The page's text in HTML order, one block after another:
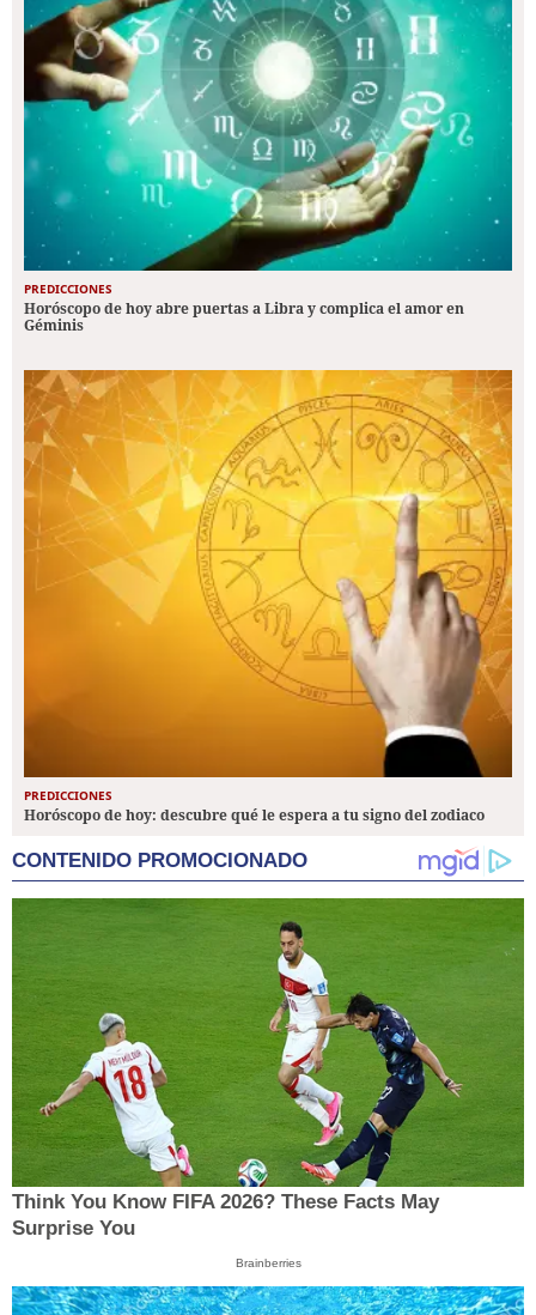
PREDICCIONES
Horóscopo de hoy abre puertas a Libra y complica el amor en
Géminis
PREDICCIONES
Horóscopo de hoy: descubre qué le espera a tu signo del zodiaco
CONTENIDO PROMOCIONADO
Think You Know FIFA 2026? These Facts May
Surprise You
Brainberries